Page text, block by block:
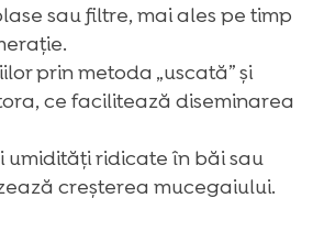
sau filtre, mai ales pe timp
prin metoda „uscată” și
ce facilitează diseminarea
umidități ridicate în băi sau
creșterea mucegaiului.